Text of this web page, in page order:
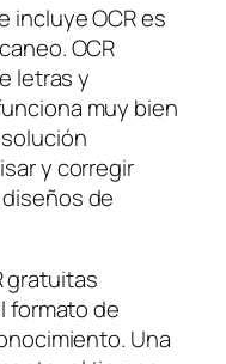
incluye OCR es
OCR
letras y
muy bien
y corregir
de
gratuitas
formato de
Una